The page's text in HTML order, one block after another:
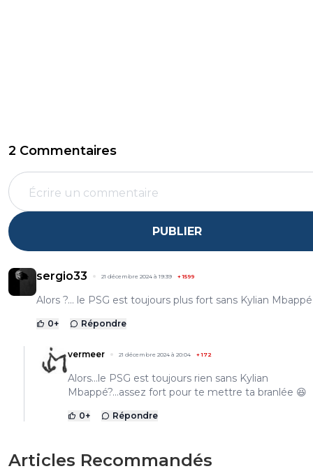
2 Commentaires
PUBLIER
sergio33 21 décembre 2024 à 19:39 +1599
Alors ?... le PSG est toujours plus fort sans Kylian
0+ Répondre
vermeer 21 décembre 2024 à 20:04 +172
Alors...le PSG est toujours rien sans Kylian
Mbappé?...assez fort pour te mettre ta branlée 😆
0+ Répondre
Articles Recommandés